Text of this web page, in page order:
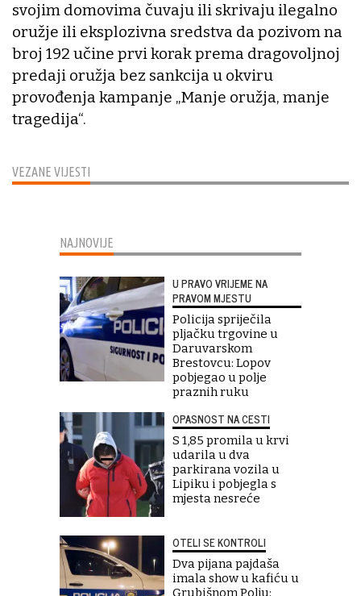
VEZANE VIJESTI
svojim domovima čuvaju ili skrivaju ilegalno
oružje ili eksplozivna sredstva da pozivom na
broj 192 učine prvi korak prema dragovoljnoj
predaji oružja bez sankcija u okviru
provođenja kampanje „Manje oružja, manje
tragedija“.
NAJNOVIJE
U PRAVO VRIJEME NA
PRAVOM MJESTU
Policija spriječila
pljačku trgovine u
Daruvarskom
Brestovcu: Lopov
pobjegao u polje
praznih ruku
OPASNOST NA CESTI
S 1,85 promila u krvi
udarila u dva
parkirana vozila u
Lipiku i pobjegla s
mjesta nesreće
OTELI SE KONTROLI
Dva pijana pajdaša
imala show u kafiću u
Grubišnom Polju: